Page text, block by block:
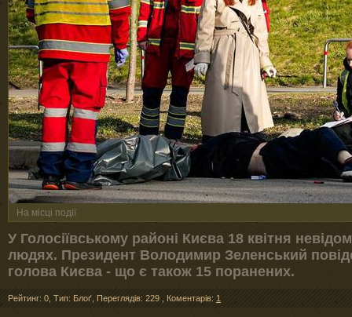
На місці події
У Голосіївському районі Києва 18 квітня
людях. Президент Володимир Зеленський
голова Києва - що є також 15 поранених.
Рейтинг: 0 Тип: Блоґ Переглядів: 229 Коментарів: 1